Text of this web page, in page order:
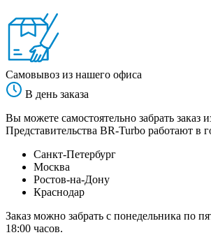
Самовывоз из нашего офиса
В день заказа
Вы можете самостоятельно забрать заказ
Представительства BR-Turbo работают в
Санкт-Петербург
Москва
Ростов-на-Дону
Краснодар
Заказ можно забрать с понедельника по
18:00 часов.